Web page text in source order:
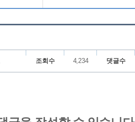
조회수 4,234 댓글수